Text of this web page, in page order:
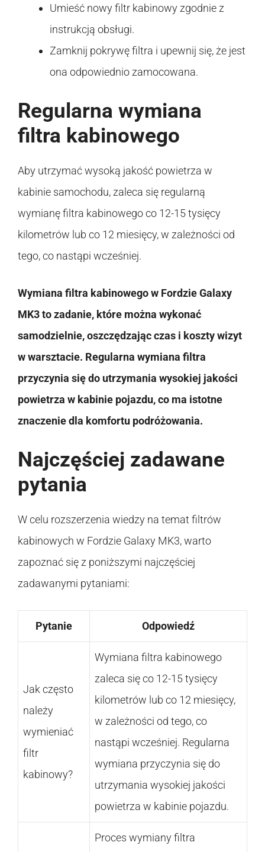
Umieść nowy filtr kabinowy zgodnie z
instrukcją obsługi.
Zamknij pokrywę filtra i upewnij się, że jest
ona odpowiednio zamocowana.
Regularna wymiana
filtra kabinowego
Aby utrzymać wysoką jakość powietrza w
kabinie samochodu, zaleca się regularną
wymianę filtra kabinowego co 12-15 tysięcy
kilometrów lub co 12 miesięcy, w zależności od
tego, co nastąpi wcześniej.
Wymiana filtra kabinowego w Fordzie Galaxy
MK3 to zadanie, które można wykonać
samodzielnie, oszczędzając czas i koszty wizyt
w warsztacie. Regularna wymiana filtra
przyczynia się do utrzymania wysokiej jakości
powietrza w kabinie pojazdu, co ma istotne
znaczenie dla komfortu podróżowania.
Najczęściej zadawane
pytania
W celu rozszerzenia wiedzy na temat filtrów
kabinowych w Fordzie Galaxy MK3, warto
zapoznać się z poniższymi najczęściej
zadawanymi pytaniami:
Pytanie Odpowiedź
Jak często
należy
wymieniać
filtr
kabinowy?
Wymiana filtra kabinowego
zaleca się co 12-15 tysięcy
kilometrów lub co 12 miesięcy,
w zależności od tego, co
nastąpi wcześniej. Regularna
wymiana przyczynia się do
utrzymania wysokiej jakości
powietrza w kabinie pojazdu.
Proces wymiany filtra